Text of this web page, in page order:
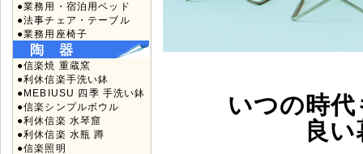
●業務用・宿泊用ベッド
●法事チェア・テーブル
●業務用座椅子
●信楽焼 重蔵窯
●利休信楽手洗い鉢
●MEBIUSU 四季 手洗い鉢
●信楽シンプルボウル
●利休信楽 水琴窟
●利休信楽 水瓶 蹲
●信楽照明
いつの時
良